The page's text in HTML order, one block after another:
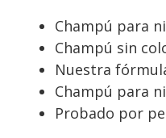
Champú para
Champú sin
Nuestra
Champú para
Probado por